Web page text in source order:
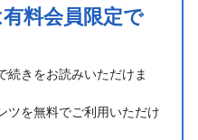
料会員限定で
続きをお読みいただけま
ツを無料でご利用いただけ